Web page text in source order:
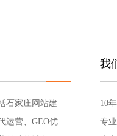
石家庄网站建
运营、GEO优
我
10
专